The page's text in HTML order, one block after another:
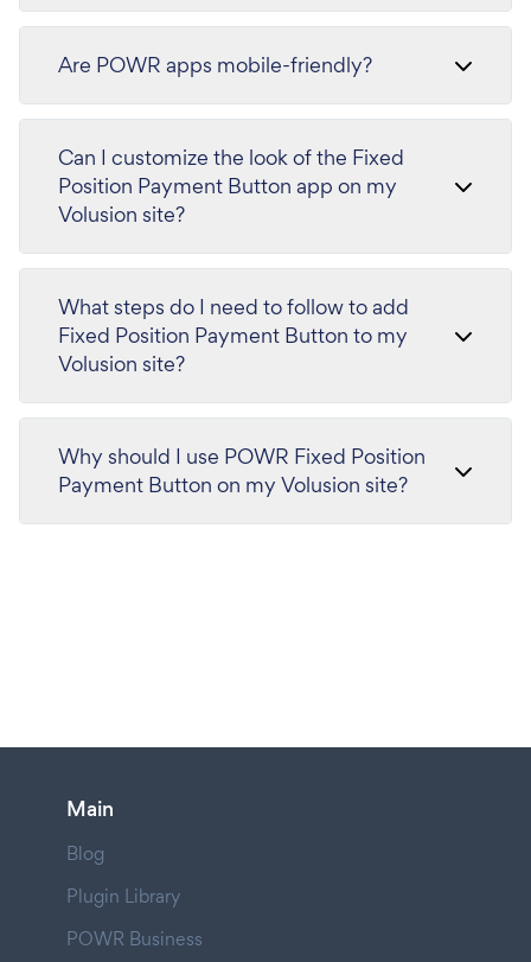
Are POWR apps mobile-friendly?
Can I customize the look of the Fixed
Position Payment Button app on my
Volusion site?
What steps do I need to follow to add
Fixed Position Payment Button to my
Volusion site?
Why should I use POWR Fixed Position
Payment Button on my Volusion site?
Main
Blog
Plugin Library
POWR Business